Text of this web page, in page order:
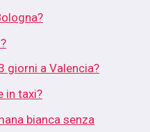
giorni a Valencia?
in taxi?
bianca senza